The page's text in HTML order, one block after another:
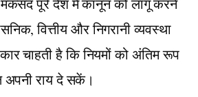
मकसद पूरे देश में कानून को लागू करने
वित्तीय और निगरानी व्यवस्था
चाहती है कि नियमों को अंतिम रूप
अपनी राय दे सकें।